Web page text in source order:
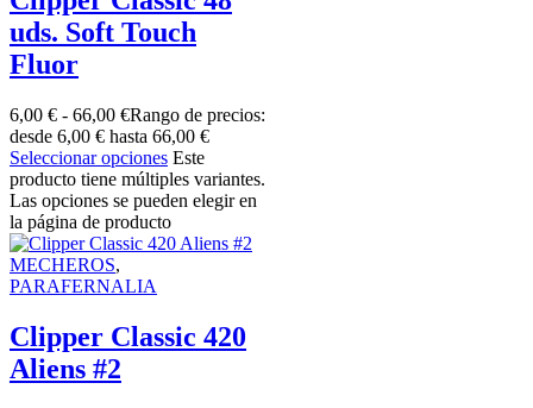
uds. Soft Touch
Fluor
6,00 € - 66,00 €Rango de precios:
desde 6,00 € hasta 66,00 €
Seleccionar opciones Este
producto tiene múltiples variantes.
Las opciones se pueden elegir en
la página de producto
MECHEROS,
PARAFERNALIA
Clipper Classic 420
Aliens #2